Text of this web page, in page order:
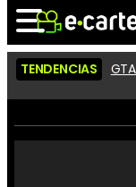
Noticias
TENDENCIAS